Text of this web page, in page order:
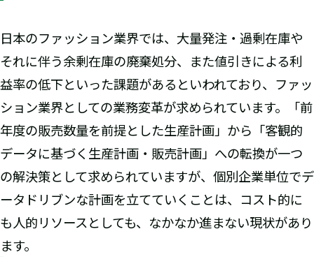
日本のファッション業界では、大量発注・過剰在庫や
それに伴う余剰在庫の廃棄処分、また値引きによる利
益率の低下といった課題があるといわれており、ファッ
ション業界としての業務変革が求められています。「前
年度の販売数量を前提とした生産計画」から「客観的
データに基づく生産計画・販売計画」への転換が一つ
の解決策として求められていますが、個別企業単位でデ
ータドリブンな計画を立てていくことは、コスト的に
も人的リソースとしても、なかなか進まない現状があり
ます。